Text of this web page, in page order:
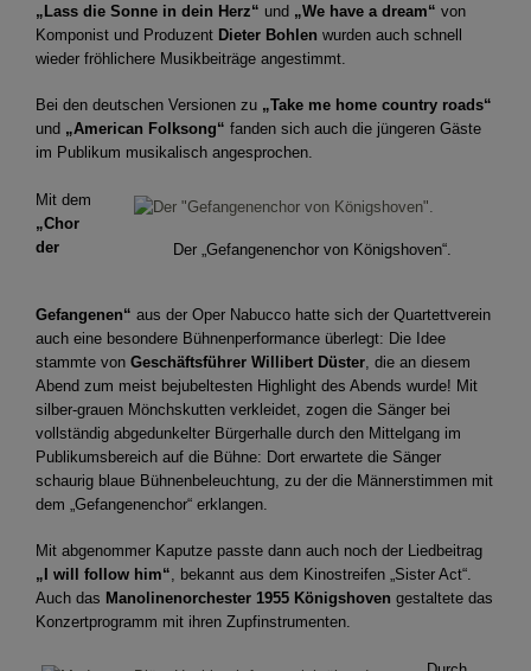
„Lass die Sonne in dein Herz“ und „We have a dream“ von
Komponist und Produzent Dieter Bohlen wurden auch schnell
wieder fröhlichere Musikbeiträge angestimmt.
Bei den deutschen Versionen zu „Take me home country roads“
und „American Folksong“ fanden sich auch die jüngeren Gäste
im Publikum musikalisch angesprochen.
Der „Gefangenenchor von Königshoven“.
Mit dem
„Chor
der
Gefangenen“ aus der Oper Nabucco hatte sich der Quartettverein
auch eine besondere Bühnenperformance überlegt: Die Idee
stammte von Geschäftsführer Willibert Düster , die an diesem
Abend zum meist bejubeltesten Highlight des Abends wurde! Mit
silber-grauen Mönchskutten verkleidet, zogen die Sänger bei
vollständig abgedunkelter Bürgerhalle durch den Mittelgang im
Publikumsbereich auf die Bühne: Dort erwartete die Sänger
schaurig blaue Bühnenbeleuchtung, zu der die Männerstimmen mit
dem „Gefangenenchor“ erklangen.
Mit abgenommer Kaputze passte dann auch noch der Liedbeitrag
„I will follow him“, bekannt aus dem Kinostreifen „Sister Act“.
Auch das Manolinenorchester 1955 Königshoven gestaltete das
Konzertprogramm mit ihren Zupfinstrumenten.